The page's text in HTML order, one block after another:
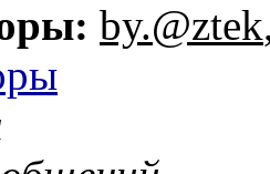
by.@ztek